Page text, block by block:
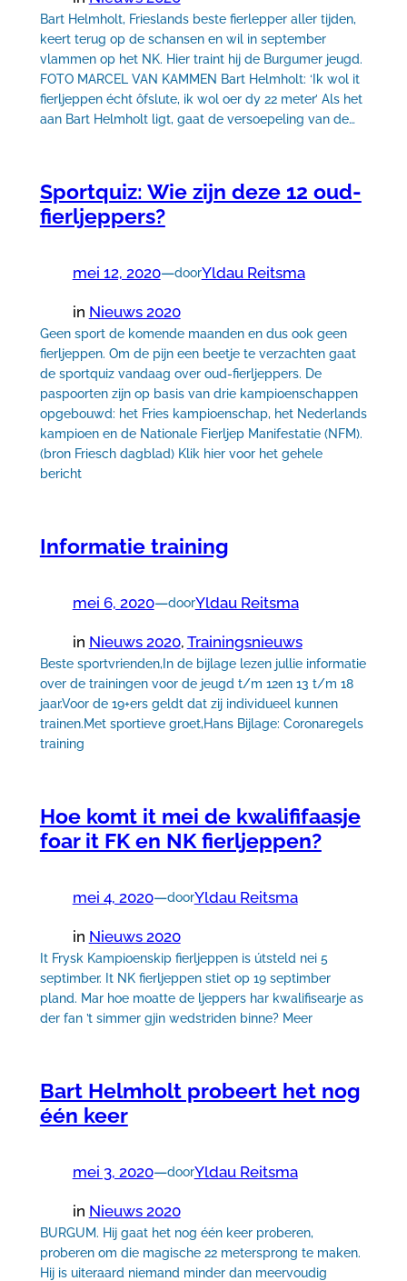
Bart Helmholt, Frieslands beste fierlepper aller tijden,
keert terug op de schansen en wil in september
vlammen op het NK. Hier traint hij de Burgumer jeugd.
FOTO MARCEL VAN KAMMEN Bart Helmholt: ‘Ik wol it
fierljeppen écht ôfslute, ik wol oer dy 22 meter’ Als het
aan Bart Helmholt ligt, gaat de versoepeling van de…
Sportquiz: Wie zijn deze 12 oud-
fierljeppers?
mei 12, 2020—doorYldau Reitsma
in Nieuws 2020
Geen sport de komende maanden en dus ook geen
fierljeppen. Om de pijn een beetje te verzachten gaat
de sportquiz vandaag over oud-fierljeppers. De
paspoorten zijn op basis van drie kampioenschappen
opgebouwd: het Fries kampioenschap, het Nederlands
kampioen en de Nationale Fierljep Manifestatie (NFM).
(bron Friesch dagblad) Klik hier voor het gehele
bericht
Informatie training
mei 6, 2020—doorYldau Reitsma
in Nieuws 2020, Trainingsnieuws
Beste sportvrienden,In de bijlage lezen jullie informatie
over de trainingen voor de jeugd t/m 12en 13 t/m 18
jaar.Voor de 19+ers geldt dat zij individueel kunnen
trainen.Met sportieve groet,Hans Bijlage: Coronaregels
training
Hoe komt it mei de kwalififaasje
foar it FK en NK fierljeppen?
mei 4, 2020—doorYldau Reitsma
in Nieuws 2020
It Frysk Kampioenskip fierljeppen is útsteld nei 5
septimber. It NK fierljeppen stiet op 19 septimber
pland. Mar hoe moatte de ljeppers har kwalifisearje as
der fan ’t simmer gjin wedstriden binne? Meer
Bart Helmholt probeert het nog
één keer
mei 3, 2020—doorYldau Reitsma
in Nieuws 2020
BURGUM. Hij gaat het nog één keer proberen,
proberen om die magische 22 metersprong te maken.
Hij is uiteraard niemand minder dan meervoudig